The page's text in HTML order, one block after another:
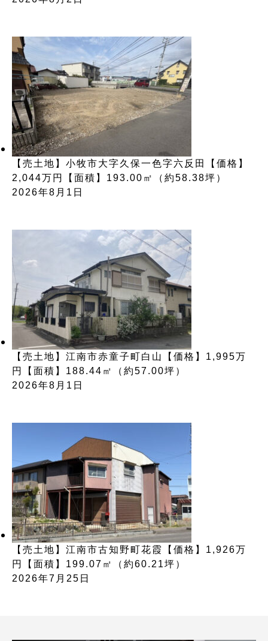
【売土地】小牧市大字久保一色字六反田【価格】
2,044万円【面積】193.00㎡（約58.38坪）
2026年8月1日
【売土地】江南市赤童子町白山【価格】1,995万
円【面積】188.44㎡（約57.00坪）
2026年8月1日
【売土地】江南市古知野町花霞【価格】1,926万
円【面積】199.07㎡（約60.21坪）
2026年7月25日